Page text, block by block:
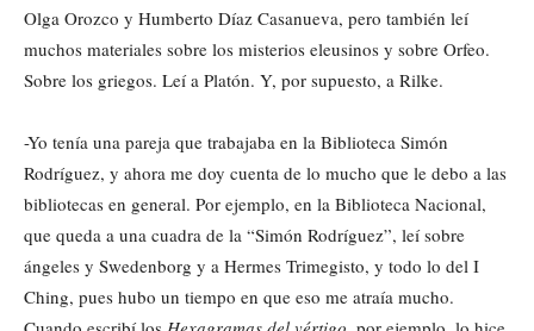
Olga Orozco y Humberto Díaz Casanueva, pero también leí
muchos materiales sobre los misterios eleusinos y sobre Orfeo.
Sobre los griegos. Leí a Platón. Y, por supuesto, a Rilke.
-Yo tenía una pareja que trabajaba en la Biblioteca Simón
Rodríguez, y ahora me doy cuenta de lo mucho que le debo a las
bibliotecas en general. Por ejemplo, en la Biblioteca Nacional,
que queda a una cuadra de la “Simón Rodríguez”, leí sobre
ángeles y Swedenborg y a Hermes Trimegisto, y todo lo del I
Ching, pues hubo un tiempo en que eso me atraía mucho.